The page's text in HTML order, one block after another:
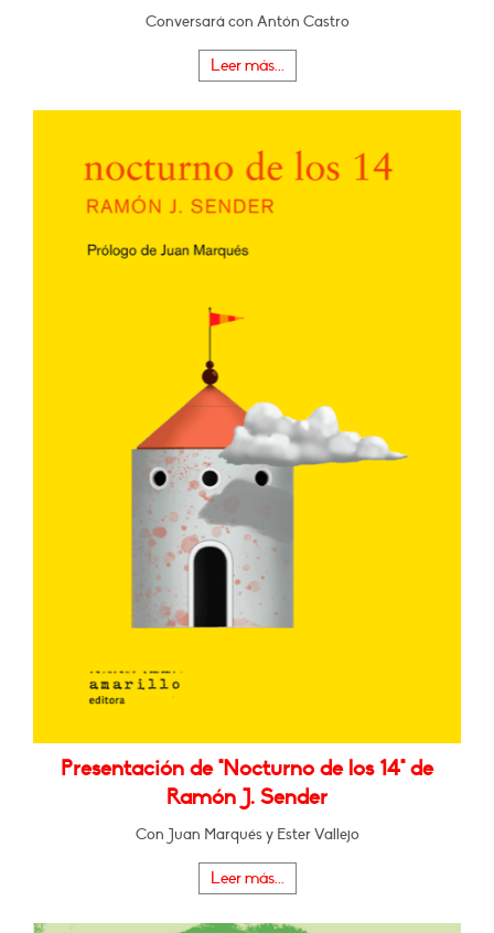
Conversará con Antón Castro
Leer más...
Presentación de "Nocturno de los 14" de
Ramón J. Sender
Con Juan Marqués y Ester Vallejo
Leer más...